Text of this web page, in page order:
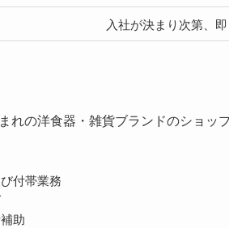
入社が決まり次第、
れの洋食器・雑貨ブランドのショッ
付帯業務
助